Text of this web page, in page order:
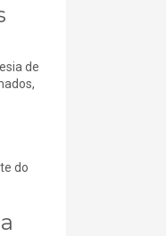
de
do